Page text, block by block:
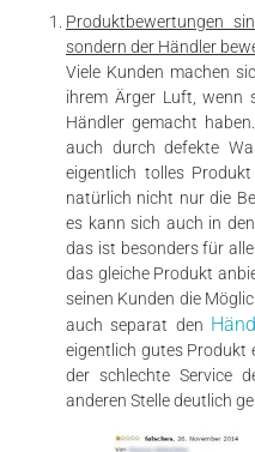
Produktbewertungen
sondern der Händler
Viele Kunden machen
ihrem Ärger Luft, wenn
Händler gemacht
auch durch defekte
eigentlich tolles
natürlich nicht nur die
es kann sich auch in
das ist besonders für
das gleiche Produkt
seinen Kunden die
auch separat den
eigentlich gutes Produkt
der schlechte Service
anderen Stelle deutlich